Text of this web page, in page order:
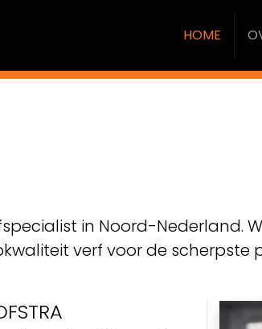
HOME
in Noord-Nederland.
verf voor de scherpste